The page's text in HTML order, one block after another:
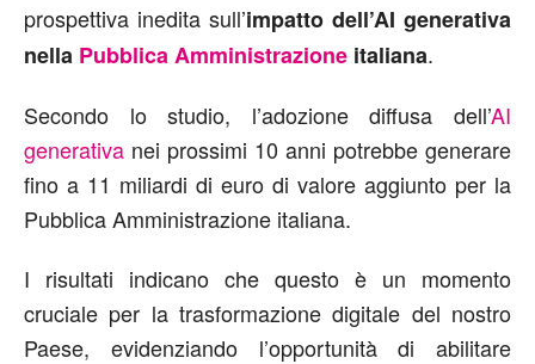
prospettiva inedita sull’impatto dell’AI generativa
nella Pubblica Amministrazione italiana.
Secondo lo studio, l’adozione diffusa dell’AI
generativa nei prossimi 10 anni potrebbe generare
fino a 11 miliardi di euro di valore aggiunto per la
Pubblica Amministrazione italiana.
I risultati indicano che questo è un momento
cruciale per la trasformazione digitale del nostro
Paese, evidenziando l’opportunità di abilitare